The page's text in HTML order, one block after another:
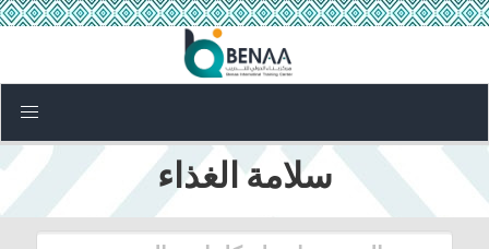
سلامة الغذاء